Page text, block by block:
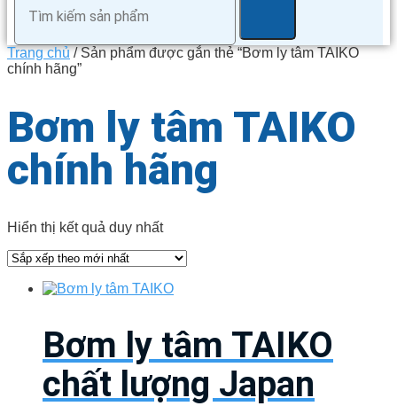
Trang chủ/ Sản phẩm được gắn thẻ “Bơm ly tâm TAIKO
chính hãng”
Bơm ly tâm TAIKO
chính hãng
Hiển thị kết quả duy nhất
Bơm ly tâm TAIKO
chất lượng Japan